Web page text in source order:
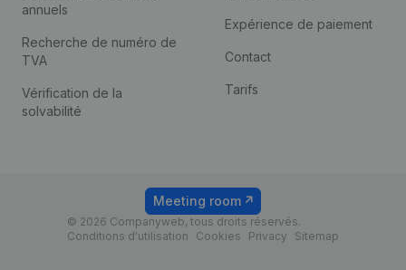
annuels
Recherche de numéro de
TVA
Vérification de la
solvabilité
Expérience de paiement
Contact
Tarifs
© 2026 Companyweb, tous droits réservés.
Conditions d'utilisation
Cookies Privacy Sitemap
Meeting room